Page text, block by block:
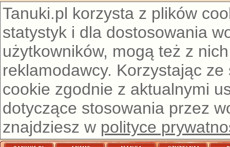
Tanuki.pl korzysta z plików
statystyk i dla dostosowania
użytkowników, mogą też z
reklamodawcy. Korzystając
cookie zgodnie z aktualnymi
dotyczące stosowania przez
znajdziesz w polityce